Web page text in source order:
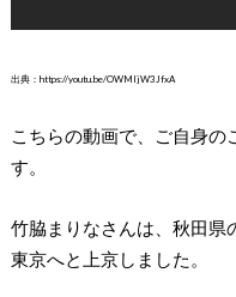
出典：https://youtu.be/OWMljW3JfxA
こちらの動画で、ご自身の
す。
竹脇まりなさんは、秋田県
東京へと上京しました。